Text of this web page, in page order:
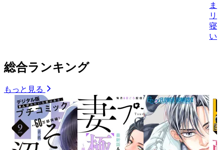
ま
リ
寝
い/
総合ランキング
もっと見る